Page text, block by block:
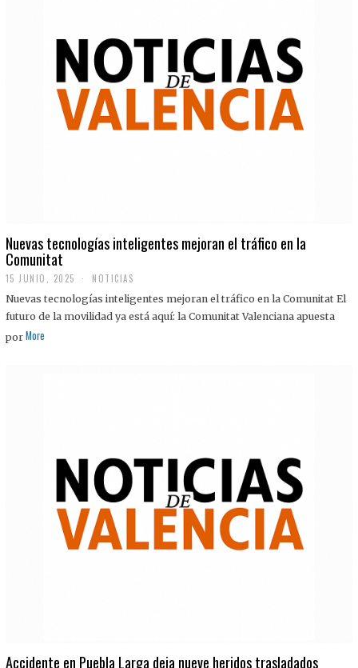
Nuevas tecnologías inteligentes mejoran el tráfico en la
Comunitat
15 JUNIO, 2025 NOTICIAS
Nuevas tecnologías inteligentes mejoran el tráfico en la Comunitat El
futuro de la movilidad ya está aquí: la Comunitat Valenciana apuesta
por More
Accidente en Puebla Larga deja nueve heridos trasladados